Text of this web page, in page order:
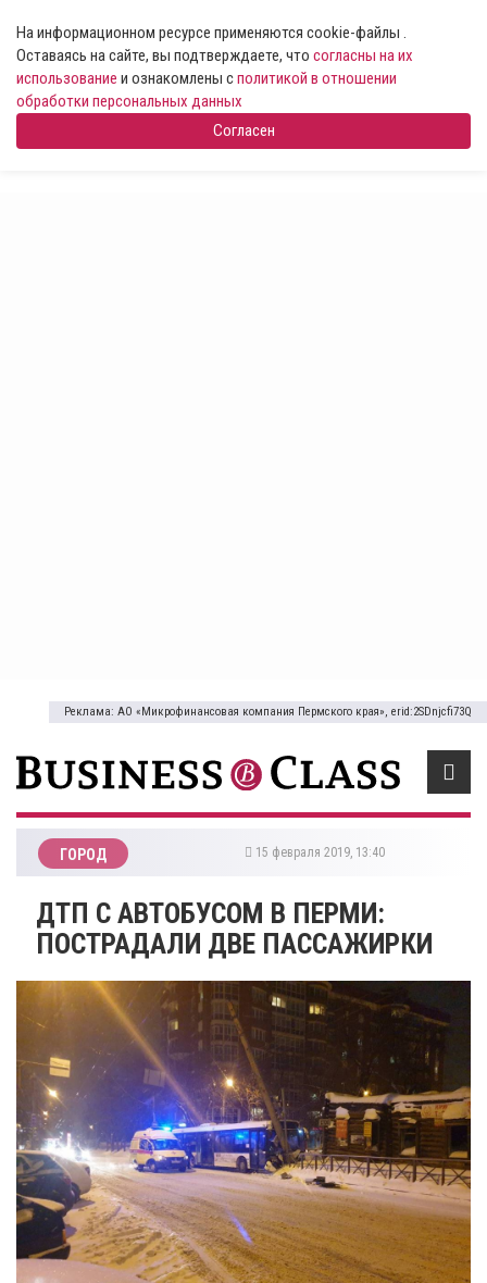
На информационном ресурсе применяются cookie-файлы .
Оставаясь на сайте, вы подтверждаете, что согласны на их
использование и ознакомлены сполитикой в отношении
обработки персональных данных
Согласен
Реклама: АО «Микрофинансовая компания Пермского края», erid:2SDnjcfi73Q
ГОРОД 15 февраля 2019, 13:40
ДТП С АВТОБУСОМ В ПЕРМИ:
ПОСТРАДАЛИ ДВЕ ПАССАЖИРКИ